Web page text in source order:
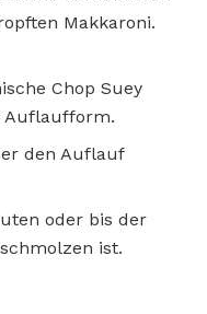
Makkaroni.
Chop Suey
Auflaufform.
den Auflauf
oder bis der
ist.